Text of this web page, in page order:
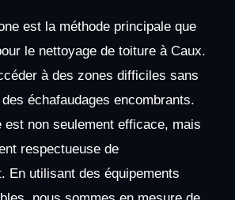
est la méthode principale que
le nettoyage de toiture à Caux.
à des zones difficiles sans
échafaudages encombrants.
est non seulement efficace, mais
respectueuse de
En utilisant des équipements